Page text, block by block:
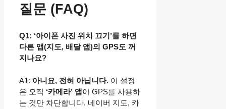
질문 (FAQ)
Q1: ‘아이폰 사진 위치 끄기’를 하면
다른 앱(지도, 배달 앱)의 GPS도 꺼
지나요?
A1: 아니요, 전혀 아닙니다. 이 설정
은 오직 ‘카메라’ 앱이 GPS를 사용하
는 것만 차단합니다. 네이버 지도, 카